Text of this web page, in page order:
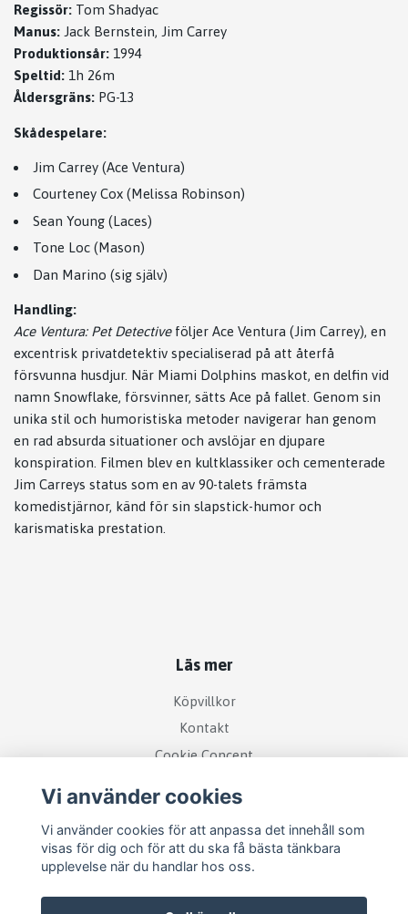
Regissör: Tom Shadyac
Manus: Jack Bernstein, Jim Carrey
Produktionsår: 1994
Speltid: 1h 26m
Åldersgräns: PG-13
Skådespelare:
Jim Carrey (Ace Ventura)
Courteney Cox (Melissa Robinson)
Sean Young (Laces)
Tone Loc (Mason)
Dan Marino (sig själv)
Handling:
Ace Ventura: Pet Detectiveföljer Ace Ventura (Jim Carrey), en
excentrisk privatdetektiv specialiserad på att återfå
försvunna husdjur. När Miami Dolphins maskot, en delfin vid
namn Snowflake, försvinner, sätts Ace på fallet. Genom sin
unika stil och humoristiska metoder navigerar han genom
en rad absurda situationer och avslöjar en djupare
konspiration. Filmen blev en kultklassiker och cementerade
Jim Carreys status som en av 90-talets främsta
komedistjärnor, känd för sin slapstick-humor och
karismatiska prestation.
Läs mer
Köpvillkor
Kontakt
Cookie Concent
Vi använder cookies
Vi använder cookies för att anpassa det innehåll som
visas för dig och för att du ska få bästa tänkbara
upplevelse när du handlar hos oss.